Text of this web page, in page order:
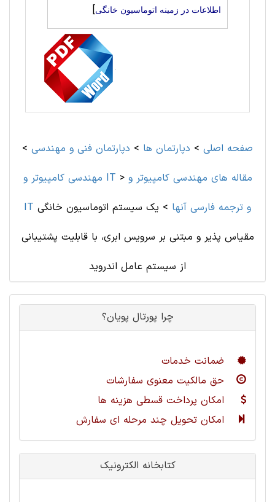
اطلاعات در زمینه اتوماسیون خانگی]
صفحه اصلی > دپارتمان ها > دپارتمان فنی و مهندسی >
مهندسی کامپیوتر و IT > مقاله های مهندسی کامپیوتر و
IT و ترجمه فارسی آنها > یک سیستم اتوماسیون خانگی
مقیاس پذیر و مبتنی بر سرویس ابری، با قابلیت پشتیبانی
از سیستم عامل اندروید
چرا پورتال پویان؟
ضمانت خدمات
حق مالکیت معنوی سفارشات
امکان پرداخت قسطی هزینه ها
امکان تحویل چند مرحله ای سفارش
کتابخانه الکترونیک